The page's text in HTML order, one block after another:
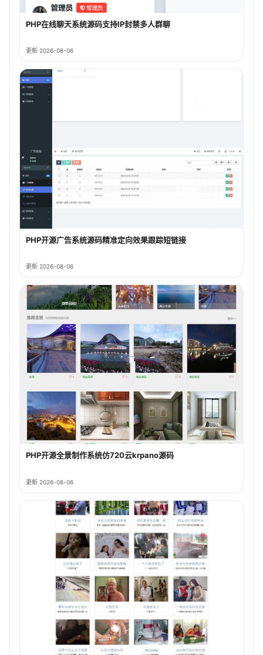
PHP在线聊天系统源码支持IP封禁多人群聊
更新 2026-08-06
PHP开源广告系统源码精准定向效果跟踪短链接
更新 2026-08-06
PHP开源全景制作系统仿720云krpano源码
更新 2026-08-06